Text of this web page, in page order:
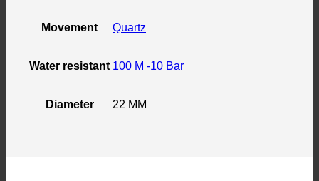
Movement Quartz
Water resistant 100 M -10 Bar
Diameter 22 MM